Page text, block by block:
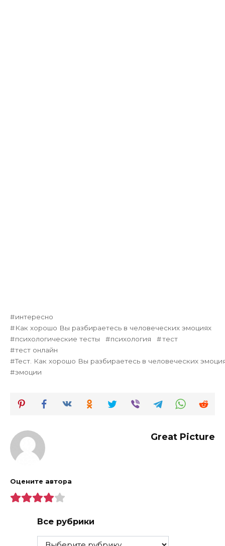
интересно
Как хорошо Вы разбираетесь в человеческих эмоциях
психологические тесты
психология
тест
тест онлайн
Тест. Как хорошо Вы разбираетесь в человеческих
эмоции
Great Picture
Оцените автора
Все рубрики
Все